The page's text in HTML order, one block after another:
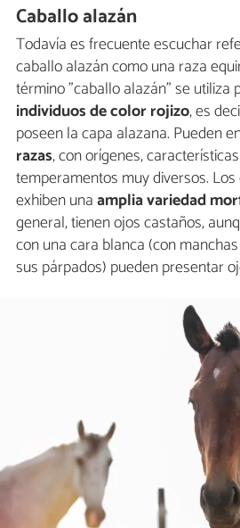
Caballo alazán
Todavía es frecuente escuchar
caballo alazán como una raza
término "caballo alazán" se utiliza
individuos de color rojizo, es
poseen la capa alazana. Pueden
razas, con orígenes,
temperamentos muy diversos.
exhiben unaamplia variedad
general, tienen ojos castaños,
con una cara blanca (con
sus párpados) pueden presentar